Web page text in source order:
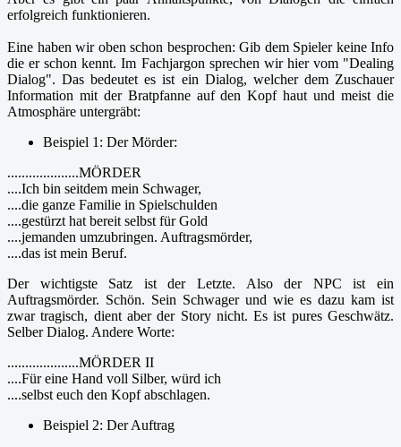
erfolgreich funktionieren.
Eine haben wir oben schon besprochen: Gib dem Spieler keine Info
die er schon kennt. Im Fachjargon sprechen wir hier vom "Dealing
Dialog". Das bedeutet es ist ein Dialog, welcher dem Zuschauer
Information mit der Bratpfanne auf den Kopf haut und meist die
Atmosphäre untergräbt:
Beispiel 1: Der Mörder:
....................MÖRDER
....Ich bin seitdem mein Schwager,
....die ganze Familie in Spielschulden
....gestürzt hat bereit selbst für Gold
....jemanden umzubringen. Auftragsmörder,
....das ist mein Beruf.
Der wichtigste Satz ist der Letzte. Also der NPC ist ein
Auftragsmörder. Schön. Sein Schwager und wie es dazu kam ist
zwar tragisch, dient aber der Story nicht. Es ist pures Geschwätz.
Selber Dialog. Andere Worte:
....................MÖRDER II
....Für eine Hand voll Silber, würd ich
....selbst euch den Kopf abschlagen.
Beispiel 2: Der Auftrag